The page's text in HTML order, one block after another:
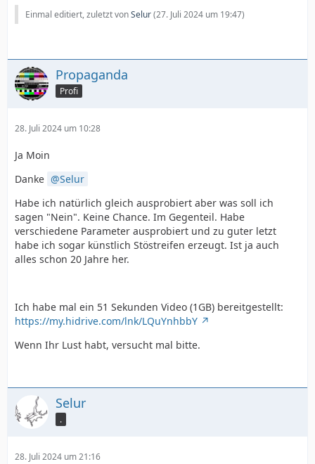
Einmal editiert, zuletzt vonSelur(27. Juli 2024 um 19:47)
Propaganda
Profi
28. Juli 2024 um 10:28
Ja Moin
Danke
Selur
Habe ich natürlich gleich ausprobiert aber was soll ich
sagen "Nein". Keine Chance. Im Gegenteil. Habe
verschiedene Parameter ausprobiert und zu guter letzt
habe ich sogar künstlich Stöstreifen erzeugt. Ist ja auch
alles schon 20 Jahre her.
Ich habe mal ein 51 Sekunden Video (1GB) bereitgestellt:
https://my.hidrive.com/lnk/LQuYnhbbY
Wenn Ihr Lust habt, versucht mal bitte.
Selur
.
28. Juli 2024 um 21:16